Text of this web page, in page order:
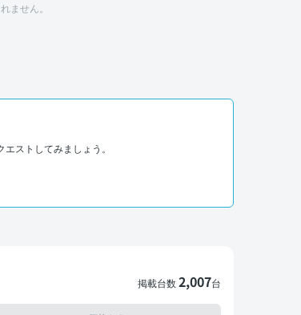
ません。
ストしてみましょう。
掲載台数2,007台